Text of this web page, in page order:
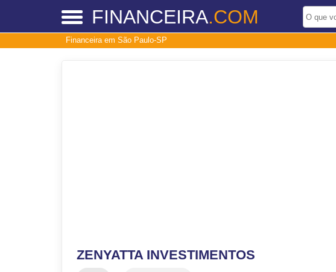
FINANCEIRA.COM
Financeira em São Paulo-SP
ZENYATTA INVESTIMENTOS